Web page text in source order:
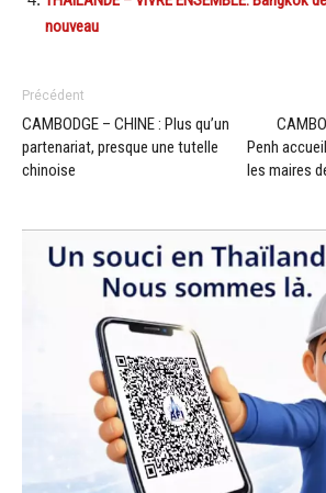
nouveau
Précédent
CAMBODGE – CHINE : Plus qu’un
partenariat, presque une tutelle
chinoise
Penh
les maires